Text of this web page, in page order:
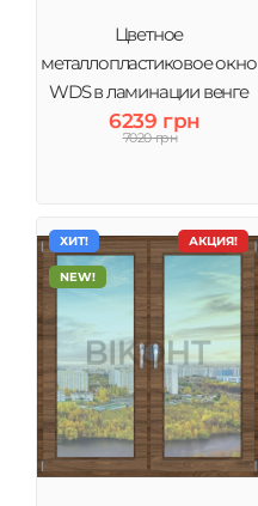
Цветное
металлопластиковое окно
WDS в ламинации венге
6239 грн
7020 грн
АКЦИЯ!
ХИТ!
NEW!